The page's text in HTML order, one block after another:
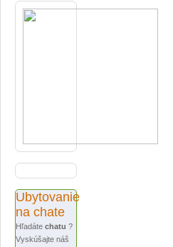
Ubytovanie
na chate
Hľadáte chatu ?
Vyskúšajte náš